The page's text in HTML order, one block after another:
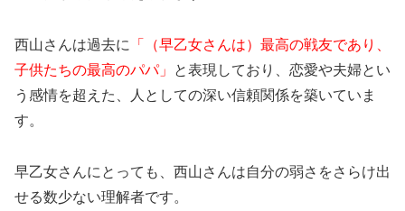
西山さんは過去に
「（早乙女さんは）最高の戦友であり、
子供たちの最高のパパ」
と表現しており、恋愛や夫婦とい
う感情を超えた、人としての深い信頼関係を築いていま
す。
早乙女さんにとっても、西山さんは自分の弱さをさらけ出
せる数少ない理解者です。